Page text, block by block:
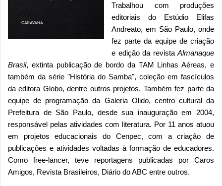
Trabalhou com produções
editoriais do Estúdio Elifas
Andreato, em São Paulo, onde
fez parte da equipe de criação
e edição da revista Almanaque
Brasil, extinta publicação de bordo da TAM Linhas Aéreas, e
também da série "História do Samba", coleção em fascículos
da editora Globo, dentre outros projetos. Também fez parte da
equipe de programação da Galeria Olido, centro cultural da
Prefeitura de São Paulo, desde sua inauguração em 2004,
responsável pelas atividades com literatura. Por 11 anos atuou
em projetos educacionais do Cenpec, com a criação de
publicações e atividades voltadas à formação de educadores.
Como free-lancer, teve reportagens publicadas por Caros
Amigos, Revista Brasileiros, Diário do ABC entre outros.